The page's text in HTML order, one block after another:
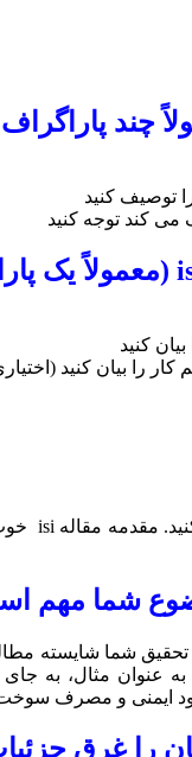
توصیف کنید
کند توجه کنید
کنید
را بیان کنید
مثال، به جای
ایمنی و مصرف